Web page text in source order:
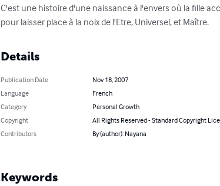
C'est une histoire d'une naissance à l'envers où la fille
pour laisser place à la noix de l'Etre, Universel, et Maître.
Details
Publication Date
Nov 18, 2007
Language
French
Category
Personal Growth
Copyright
All Rights Reserved - Standard Copyright
Contributors
By (author): Nayana
Keywords